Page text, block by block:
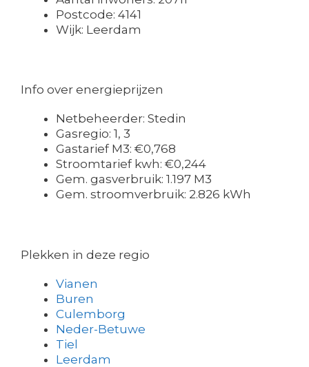
Postcode: 4141
Wijk: Leerdam
Info over energieprijzen
Netbeheerder: Stedin
Gasregio: 1, 3
Gastarief M3: €0,768
Stroomtarief kwh: €0,244
Gem. gasverbruik: 1.197 M3
Gem. stroomverbruik: 2.826 kWh
Plekken in deze regio
Vianen
Buren
Culemborg
Neder-Betuwe
Tiel
Leerdam